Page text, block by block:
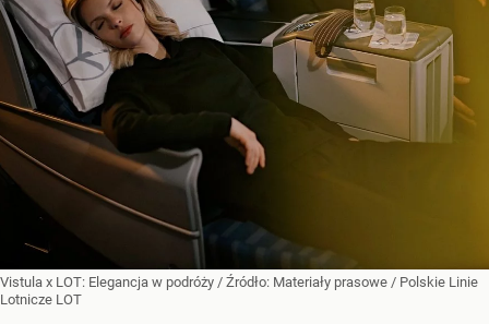
Vistula x LOT: Elegancja w podróży / Źródło: Materiały prasowe / Polskie Linie
Lotnicze LOT